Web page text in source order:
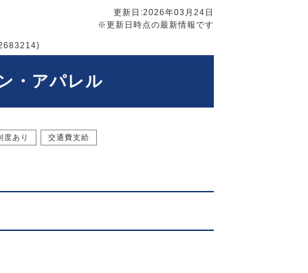
更新日:2026年03月24日
※更新日時点の最新情報です
・アパレル
度あり 交通費支給